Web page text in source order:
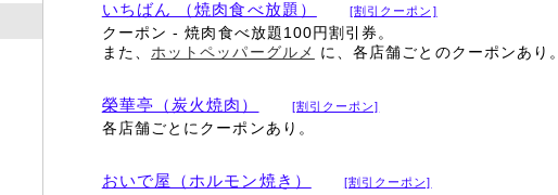
いちばん （焼肉食べ放題） [割引クーポン]
クーポン - 焼肉食べ放題100円割引券。
また、ホットペッパーグルメ に、各店舗ごとのクーポンあり。
榮華亭（炭火焼肉） [割引クーポン]
各店舗ごとにクーポンあり。
おいで屋（ホルモン焼き） [割引クーポン]